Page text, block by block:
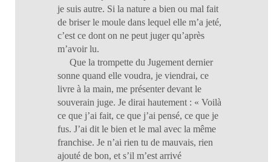
je suis autre. Si la nature a bien ou mal fait
de briser le moule dans lequel elle m’a jeté,
c’est ce dont on ne peut juger qu’après
m’avoir lu.
Que la trompette du Jugement dernier
sonne quand elle voudra, je viendrai, ce
livre à la main, me présenter devant le
souverain juge. Je dirai hautement : « Voilà
ce que j’ai fait, ce que j’ai pensé, ce que je
fus. J’ai dit le bien et le mal avec la même
franchise. Je n’ai rien tu de mauvais, rien
ajouté de bon, et s’il m’est arrivé